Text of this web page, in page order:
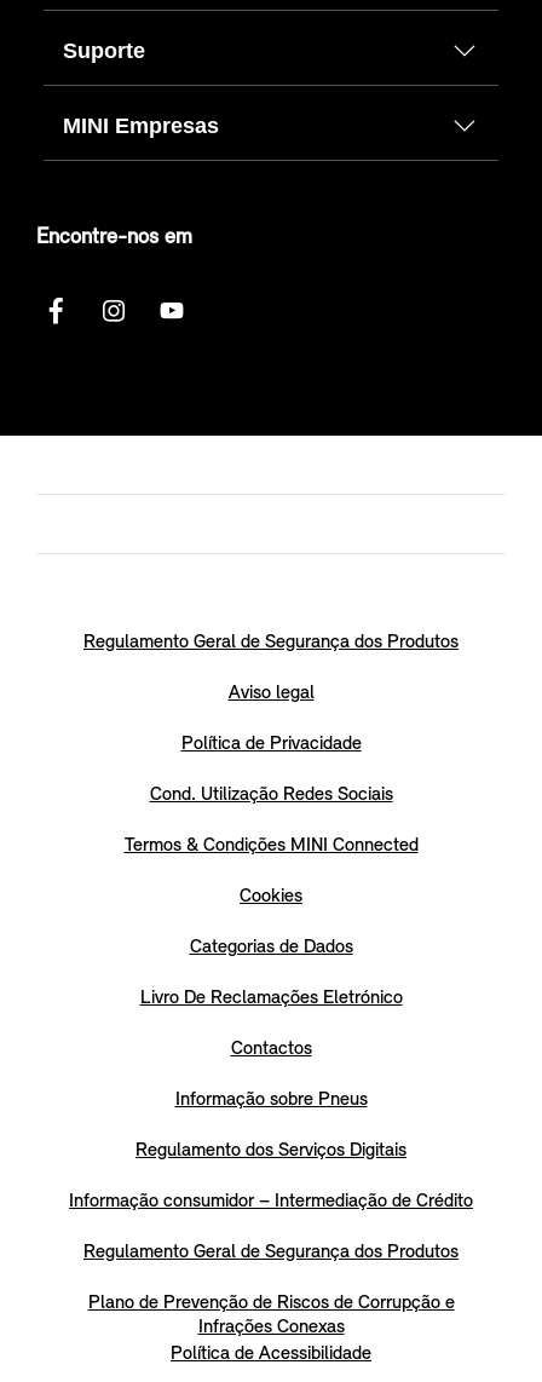
Suporte
MINI Empresas
Encontre-nos em
Regulamento Geral de Segurança dos Produtos
Aviso legal
Política de Privacidade
Cond. Utilização Redes Sociais
Termos & Condições MINI Connected
Cookies
Categorias de Dados
Livro De Reclamações Eletrónico
Contactos
Informação sobre Pneus
Regulamento dos Serviços Digitais
Informação consumidor – Intermediação de Crédito
Regulamento Geral de Segurança dos Produtos
Plano de Prevenção de Riscos de Corrupção e
Infrações Conexas
Política de Acessibilidade